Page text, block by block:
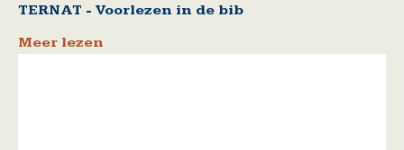
TERNAT - Voorlezen in de bib
Meer lezen